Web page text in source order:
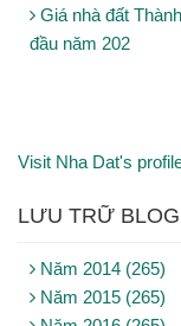
Giá nhà đất
đầu năm 202
Visit Nha Dat's
LƯU TRỮ BLOG
Năm 2014 (265)
Năm 2015 (265)